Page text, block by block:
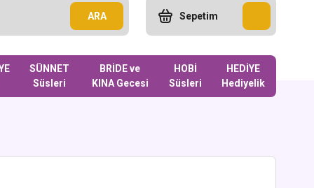
ARA Sepetim
SÜNNET
Süsleri
BRİDE ve
KINA Gecesi
HOBİ
Süsleri
HEDİYE
Hediyelik